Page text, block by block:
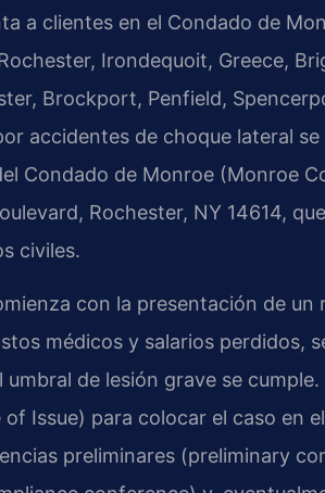
a clientes en el Condado de
Irondequoit, Greece,
Brockport, Penfield,
accidentes de choque lateral
Condado de Monroe (Monroe
Rochester, NY 14614,
civiles.
con la presentación de un
médicos y salarios perdidos,
de lesión grave se cumple.
Issue) para colocar el caso en
preliminares (preliminary